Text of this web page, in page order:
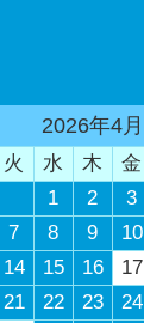
2026年4月
火 水 木 金
1 2 3
7 8 9 10
14 15 16 17
21 22 23 24